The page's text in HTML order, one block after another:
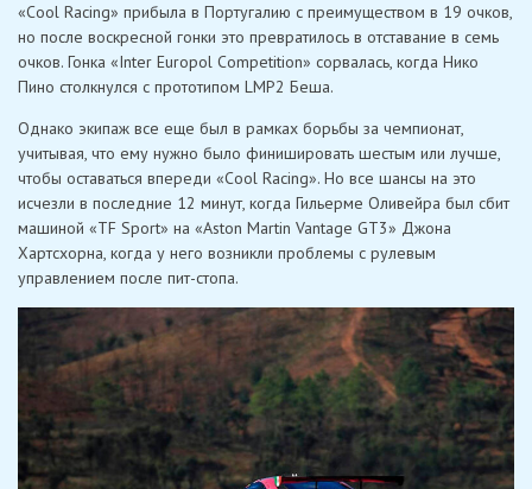
«Cool Racing» прибыла в Португалию с преимуществом в 19 очков,
но после воскресной гонки это превратилось в отставание в семь
очков. Гонка «Inter Europol Competition» сорвалась, когда Нико
Пино столкнулся с прототипом LMP2 Беша.
Однако экипаж все еще был в рамках борьбы за чемпионат,
учитывая, что ему нужно было финишировать шестым или лучше,
чтобы оставаться впереди «Cool Racing». Но все шансы на это
исчезли в последние 12 минут, когда Гильерме Оливейра был сбит
машиной «TF Sport» на «Aston Martin Vantage GT3» Джона
Хартсхорна, когда у него возникли проблемы с рулевым
управлением после пит-стопа.